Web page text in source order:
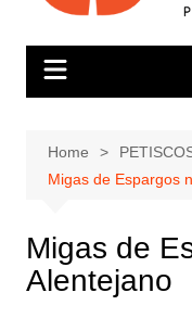
Home
Migas de Espargos
Migas de
Alentejano